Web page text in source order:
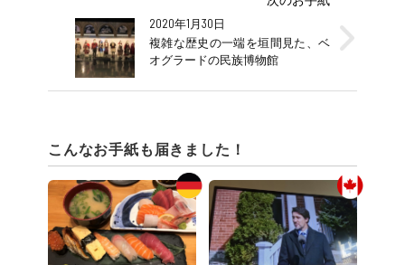
2020年1月30日
複雑な歴史の一端を垣間見た、ベ
オグラードの民族博物館
こんなお手紙も届きました！